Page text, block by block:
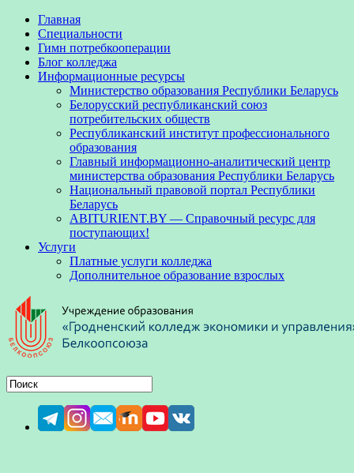
Главная
Специальности
Гимн потребкооперации
Блог колледжа
Информационные ресурсы
Министерство образования Республики Беларусь
Белорусский республиканский союз
потребительских обществ
Республиканский институт профессионального
образования
Главный информационно-аналитический центр
министерства образования Республики Беларусь
Национальный правовой портал Республики
Беларусь
ABITURIENT.BY — Справочный ресурс для
поступающих!
Услуги
Платные услуги колледжа
Дополнительное образование взрослых